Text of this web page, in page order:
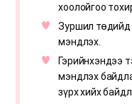
хоолойгоо
Зуршил төдийд
мэндлэх.
Гэрийнхэндээ
мэндлэх
зүрх хийх